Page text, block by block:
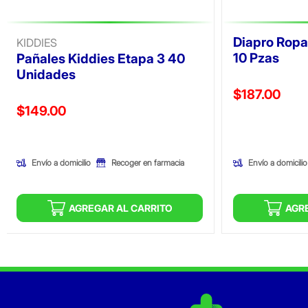
KIDDIES
Pañales Kiddies Etapa 3 40
Unidades
Precio reducido de
$149.00
Envío a domicilio Recoger en farmacia
AGREGAR AL CARRITO
Diapro
10 Pzas
Precio
$187.00
Envío a domicilio